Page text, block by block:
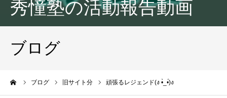
秀憧塾の活動報告動画
ブログ
ブログ 旧サイト分 頑張るレジェンド(ง •̀_•́)ง